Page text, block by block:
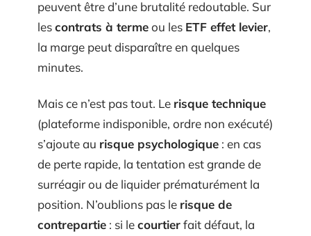
peuvent être d’une brutalité redoutable. Sur
lescontrats à termeou les ETF effet levier,
la marge peut disparaître en quelques
minutes.
Mais ce n’est pas tout. Le risque technique
(plateforme indisponible, ordre non exécuté)
s’ajoute au risque psychologique : en cas
de perte rapide, la tentation est grande de
surréagir ou de liquider prématurément la
position. N’oublions pas le risque de
contrepartie : si lecourtierfait défaut, la